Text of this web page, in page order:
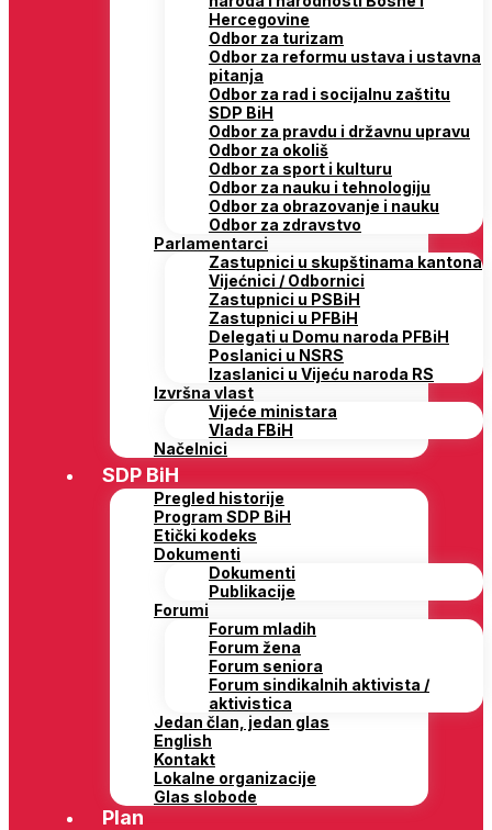
Hercegovine
Odbor za turizam
Odbor za reformu ustava i ustavna
pitanja
Odbor za rad i socijalnu zaštitu
SDP BiH
Odbor za pravdu i državnu upravu
Odbor za okoliš
Odbor za sport i kulturu
Odbor za nauku i tehnologiju
Odbor za obrazovanje i nauku
Odbor za zdravstvo
Parlamentarci
Zastupnici u skupštinama kantona
Vijećnici / Odbornici
Zastupnici u PSBiH
Zastupnici u PFBiH
Delegati u Domu naroda PFBiH
Poslanici u NSRS
Izaslanici u Vijeću naroda RS
Izvršna vlast
Vijeće ministara
Vlada FBiH
Načelnici
SDP BiH
Pregled historije
Program SDP BiH
Etički kodeks
Dokumenti
Dokumenti
Publikacije
Forumi
Forum mladih
Forum žena
Forum seniora
Forum sindikalnih aktivista /
aktivistica
Jedan član, jedan glas
English
Kontakt
Lokalne organizacije
Glas slobode
Plan